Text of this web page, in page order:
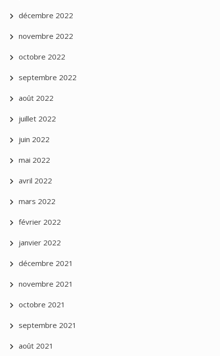
décembre 2022
novembre 2022
octobre 2022
septembre 2022
août 2022
juillet 2022
juin 2022
mai 2022
avril 2022
mars 2022
février 2022
janvier 2022
décembre 2021
novembre 2021
octobre 2021
septembre 2021
août 2021